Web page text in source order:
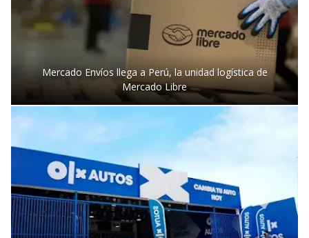
Mercado Envíos llega a Perú, la unidad logística de
Mercado Libre